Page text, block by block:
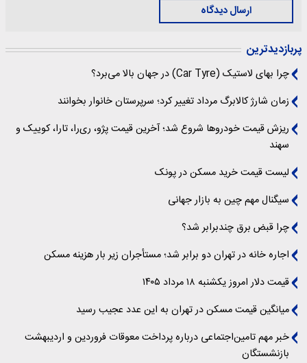
ارسال دیدگاه
پربازدیدترین
چرا بهای لاستیک (Car Tyre) در جهان بالا می‌برد؟
زمان شارژ کالابرگ مرداد تغییر کرد؛ سرپرستان خانوار بخوانند
ریزش قیمت خودروها شروع شد؛ آخرین قیمت پژو، ری‌را، تارا، کوییک و
سهند
لیست قیمت خرید مسکن در پونک
سیگنال‌ مهم چین به بازار جهانی
چرا قبض برق چندبرابر شد؟
اجاره خانه در تهران دو برابر شد؛ مستأجران زیر بار هزینه مسکن
قیمت دلار امروز یکشنبه ۱۸ مرداد ۱۴۰۵
میانگین قیمت مسکن در تهران به این عدد عجیب رسید
خبر مهم تامین‌اجتماعی درباره پرداخت معوقات فروردین و اردیبهشت
بازنشستگان